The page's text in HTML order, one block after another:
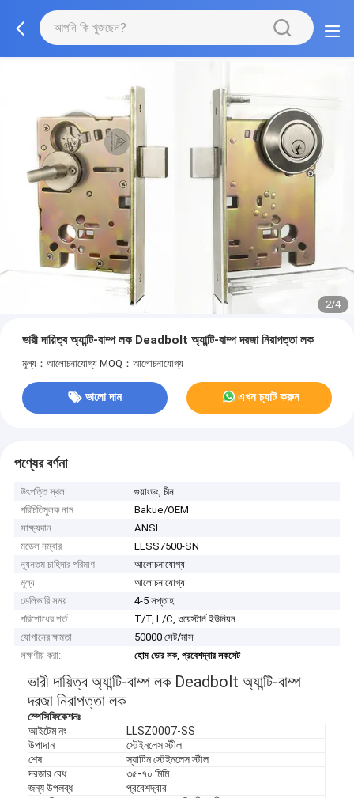
2/4
ভারী দায়িত্ব অ্যান্টি-বাম্প লক Deadbolt অ্যান্টি-বাম্প দরজা নিরাপত্তা লক
মূল্য：আলোচনাযোগ্য MOQ：আলোচনাযোগ্য
ভালো দাম এখন চ্যাট করুন
পণ্যের বর্ণনা
উৎপত্তি স্থল
গুয়াংডং, চীন
পরিচিতিমুলক নাম
Bakue/OEM
সাক্ষ্যদান
ANSI
মডেল নম্বার
LLSS7500-SN
ন্যূনতম চাহিদার পরিমাণ
আলোচনাযোগ্য
মূল্য
আলোচনাযোগ্য
ডেলিভারি সময়
4-5 সপ্তাহ
পরিশোধের শর্ত
T/T, L/C, ওয়েস্টার্ন ইউনিয়ন
যোগানের ক্ষমতা
50000 সেট/মাস
লক্ষণীয় করা:
হোম ডোর লক,প্রবেশদ্বার লকসেট
ভারী দায়িত্ব অ্যান্টি-বাম্প লক Deadbolt অ্যান্টি-বাম্প
দরজা নিরাপত্তা লক
স্পেসিফিকেশনঃ
আইটেম নং
LLSZ0007-SS
উপাদান
স্টেইনলেস স্টীল
শেষ
স্যাটিন স্টেইনলেস স্টীল
দরজার বেধ
৩৫-৭০ মিমি
জন্য উপলব্ধ
প্রবেশদ্বার